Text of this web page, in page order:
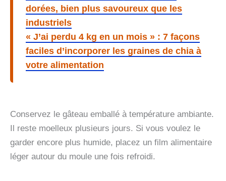
dorées, bien plus savoureux que les
industriels
« J’ai perdu 4 kg en un mois » : 7 façons
faciles d’incorporer les graines de chia à
votre alimentation
Conservez le gâteau emballé à température ambiante.
Il reste moelleux plusieurs jours. Si vous voulez le
garder encore plus humide, placez un film alimentaire
léger autour du moule une fois refroidi.